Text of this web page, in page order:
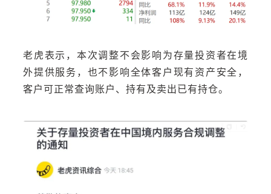
老虎表示，本次调整不会影响为存量投资者在境
外提供服务，也不影响全体客户现有资产安全，
客户可正常查询账户、持有及卖出已有持仓。